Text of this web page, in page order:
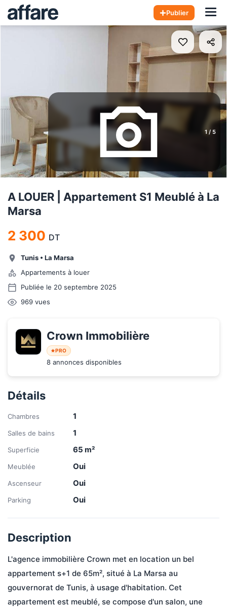
Publier
1 / 5
A LOUER | Appartement S1 Meublé à La
Marsa
2 300 DT
Tunis • La Marsa
Appartements à louer
Publiée le 20 septembre 2025
969 vues
Crown Immobilière
PRO
8 annonces disponibles
Détails
Chambres 1
Salles de bains 1
Superficie 65 m²
Meublée Oui
Ascenseur Oui
Parking Oui
Description
L'agence immobilière Crown met en location un bel
appartement s+1 de 65m², situé à La Marsa au
gouvernorat de Tunis, à usage d'habitation. Cet
appartement est meublé, se compose d'un salon, une